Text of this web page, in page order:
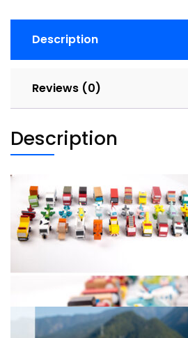
套
Description
Reviews (0)
Description